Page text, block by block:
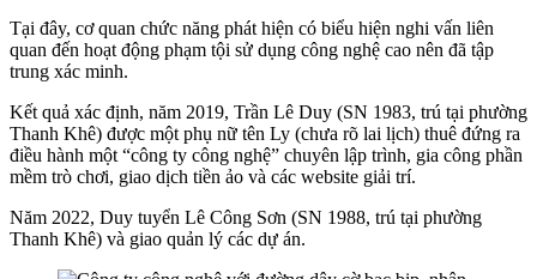
Tại đây, cơ quan chức năng phát hiện có biểu hiện nghi vấn liên
quan đến hoạt động phạm tội sử dụng công nghệ cao nên đã tập
trung xác minh.
Kết quả xác định, năm 2019, Trần Lê Duy (SN 1983, trú tại phường
Thanh Khê) được một phụ nữ tên Ly (chưa rõ lai lịch) thuê đứng ra
điều hành một “công ty công nghệ” chuyên lập trình, gia công phần
mềm trò chơi, giao dịch tiền ảo và các website giải trí.
Năm 2022, Duy tuyển Lê Công Sơn (SN 1988, trú tại phường
Thanh Khê) và giao quản lý các dự án.